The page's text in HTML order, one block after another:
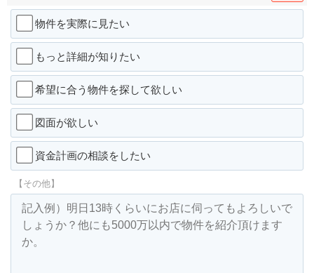
物件を実際に見たい
もっと詳細が知りたい
希望に合う物件を探して欲しい
図面が欲しい
資金計画の相談をしたい
【その他】